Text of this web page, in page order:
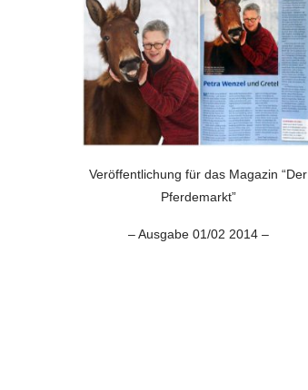
Veröffentlichung für das Magazin “Der
Pferdemarkt”
– Ausgabe 01/02 2014 –